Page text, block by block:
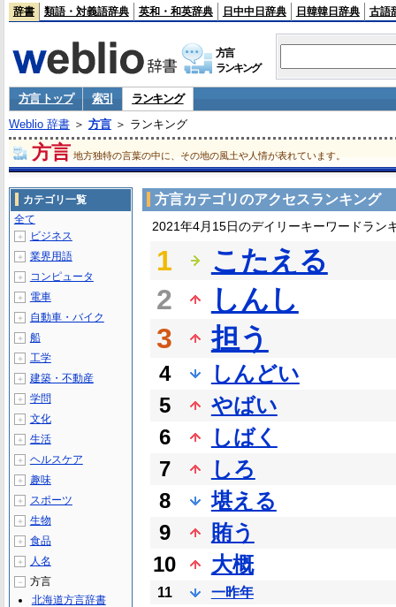
辞書 類語・対義語辞典 英和・和英辞典 日中中日辞典 日韓韓日辞典 古語
方言
ランキング
方言 トップ 索引
ランキング
Weblio 辞書＞ 方言＞ ランキング
方言 地方独特の言葉の中に、その地の風土や人情が表れています。
方言カテゴリのアクセスランキング
2021年4月15日のデイリーキーワードラン
1
こたえる
2
しんし
3
担う
4
しんどい
5
やばい
6
しばく
7
しろ
8
堪える
9
賄う
10
大概
11
一昨年
カテゴリ一覧
全て
＋ ビジネス
＋ 業界用語
＋ コンピュータ
＋ 電車
＋ 自動車・バイク
＋ 船
＋ 工学
＋ 建築・不動産
＋ 学問
＋ 文化
＋ 生活
＋ ヘルスケア
＋ 趣味
＋ スポーツ
＋ 生物
＋ 食品
＋ 人名
－
方言
北海道方言辞書